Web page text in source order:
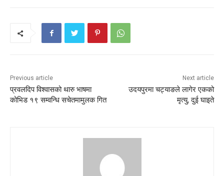
Previous article
प्रवलदिप विश्वासको थारु भाषमा
कोभिड १९ सम्वन्धि सचेतमामुलक गित
Next article
उदयपुरमा चट्याङले लागेर एकको
मृत्यु, दुई घाइते